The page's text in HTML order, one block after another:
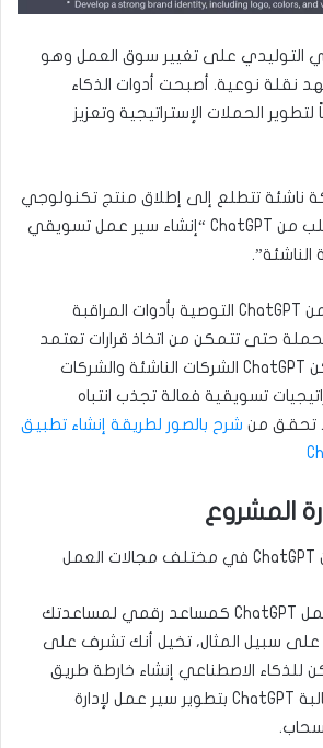
التوليدي على تغيير سوق العمل وهو
نقلة نوعية. أصبحت أدوات الذكاء
الحملات الإستراتيجية وتعزيز
ناشئة تتطلع إلى إطلاق منتج تكنولوجي
متقدم. يمكنك أن تطلب من ChatGPT “إنشاء سير عمل تسويقي
الناشئة”.
يمكنك أيضًا أن تطلب من ChatGPT التوصية بأدوات المراقبة
حتى تتمكن من اتخاذ قرارات تعتمد
على البيانات. كما يُمكّن ChatGPT الشركات الناشئة والشركات
تسويقية فعالة تجذب انتباه
تحقق من شرح بالصور لطريقة إنشاء تطبيق
في إدارة المشاريع، يعمل ChatGPT كمساعد رقمي لمساعدتك
سبيل المثال، تخيل أنك تشرف على
للذكاء الاصطناعي إنشاء خارطة طريق
مفصلة عن طريق مطالبة ChatGPT بتطوير سير عمل لإدارة
سحاب.